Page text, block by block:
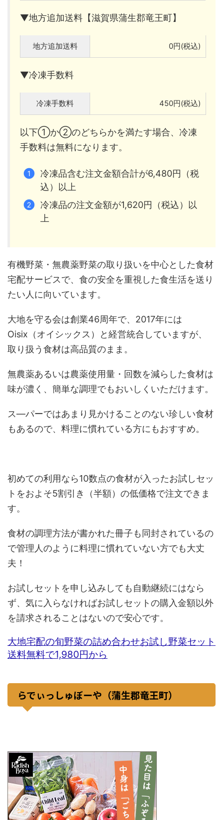
▼地方追加送料【滋賀県蒲生郡竜王町】
地方追加送料 0円(税込)
▼冷凍手数料
冷凍手数料 450円(税込)
以下①か②のどちらかを満たす場合、冷凍
手数料は無料になります。
冷凍品含む注文金額合計が6,480円（税
込）以上
冷凍品の注文金額が1,620円（税込）以
上
有機野菜・無農薬野菜の取り扱いを中心とした食材
宅配サービスで、食の安全を重視した食生活を送り
たい人に向いています。
大地を守る会は創業46周年で、2017年には
Oisix（オイシックス）と経営統合していますが、
取り扱う食材は高品質のまま。
無農薬あるいは農薬使用量・回数を減らした食材は
味が濃く、簡単な調理でもおいしくいただけます。
ス―パーではあまり見かけることのない珍しい食材
もあるので、料理に慣れている方にもおすすめ。
初めての利用なら10数点の食材が入ったお試しセッ
トをおよそ5割引き（半額）の低価格で注文できま
す。
食材の調理方法が書かれた冊子も同封されているの
で管理人のように料理に慣れていない方でも大丈
夫！
お試しセットを申し込みしても自動継続にはなら
ず、気に入らなければお試しセットの購入金額以外
を請求されることはないので安心です。
大地宅配の旬野菜の詰め合わせお試し野菜セット
送料無料で1,980円から
らでぃっしゅぼーや（蒲生郡竜王町）